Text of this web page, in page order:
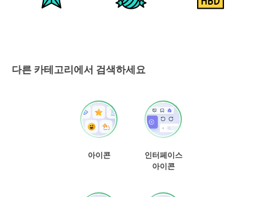
다른 카테고리에서 검색하세요
아이콘
인터페이스
아이콘